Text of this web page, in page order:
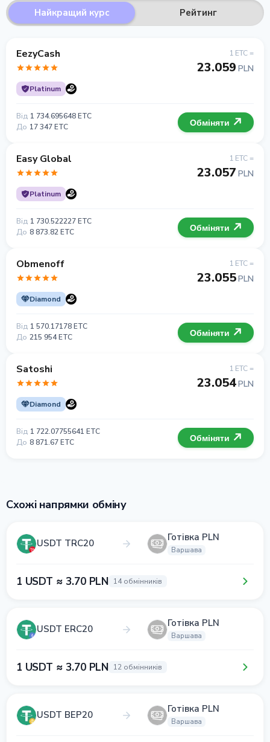
Найкращий курс Рейтинг
EezyCash
Platinum
1 ETC =
23.059 PLN
Від 1 734.695648 ETC
До 17 347 ETC Обміняти
Easy Global
Platinum
1 ETC =
23.057 PLN
Від 1 730.522227 ETC
До 8 873.82 ETC Обміняти
Obmenoff
Diamond
1 ETC =
23.055PLN
Від 1 570.17178 ETC
До 215 954 ETC Обміняти
Satoshi
Diamond
1 ETC =
23.054PLN
Від 1 722.07755641 ETC
До 8 871.67 ETC Обміняти
Схожі напрямки обміну
USDT TRC20 Готівка PLN
Варшава
1 USDT ≈ 3.70 PLN 14 обмінників
USDT ERC20 Готівка PLN
Варшава
1 USDT ≈ 3.70 PLN 12 обмінників
USDT BEP20 Готівка PLN
Варшава